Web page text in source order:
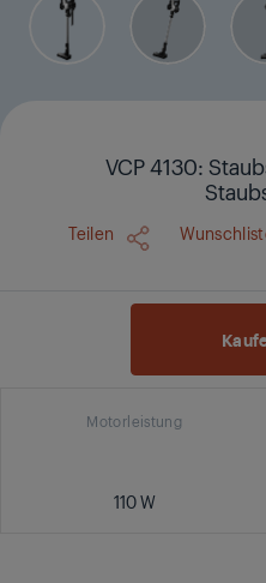
VCP 4130:
Teilen
Motorleistung
110 W